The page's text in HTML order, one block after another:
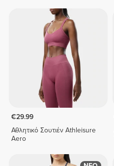
€29.99
Αθλητικό Σουτιέν Athleisure
Aero